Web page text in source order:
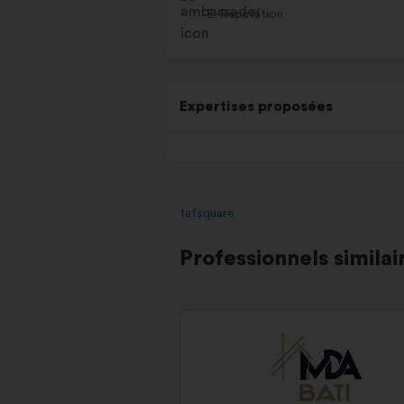
E-Réputation
Expertises proposées
tafsquare
Professionnels